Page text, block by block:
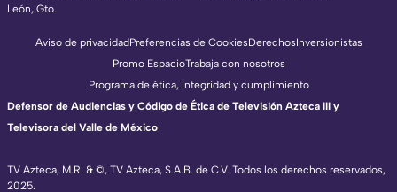
León, Gto.
TV Azteca, M.R. & ©, TV Azteca, S.A.B. de C.V. Todos los derechos reservados,
2025.
Aviso de privacidadPreferencias de CookiesDerechosInversionistas
Promo EspacioTrabaja con nosotros
Programa de ética, integridad y cumplimiento
Defensor de Audiencias y Código de Ética de Televisión Azteca III y
Televisora del Valle de México